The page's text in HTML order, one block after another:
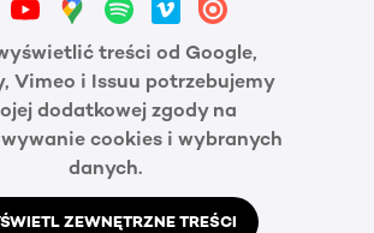
treści od Google,
Vimeo i Issuu potrzebujemy
dodatkowej zgody na
cookies i wybranych
danych.
ZEWNĘTRZNE TREŚCI